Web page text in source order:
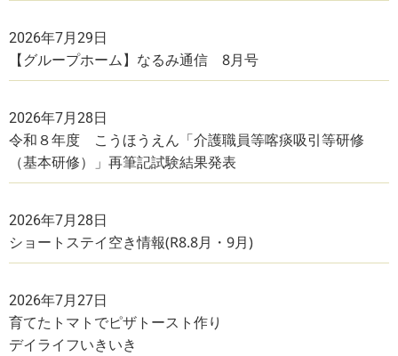
2026年7月29日
【グループホーム】なるみ通信 8月号
2026年7月28日
令和８年度 こうほうえん「介護職員等喀痰吸引等研修
（基本研修）」再筆記試験結果発表
2026年7月28日
ショートステイ空き情報(R8.8月・9月)
2026年7月27日
育てたトマトでピザトースト作り
デイライフいきいき